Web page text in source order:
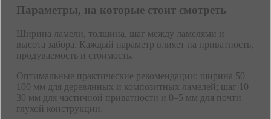
Параметры, на которые стоит смотреть
Ширина ламели, толщина, шаг между ламелями и
высота забора. Каждый параметр влияет на приватность,
продуваемость и стоимость.
Оптимальные практические рекомендации: ширина 50–
100 мм для деревянных и композитных ламелей; шаг 10–
30 мм для частичной приватности и 0–5 мм для почти
глухой конструкции.